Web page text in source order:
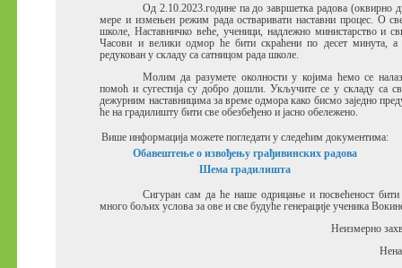
Од 2.10.2023.године па до завршетка радова (оквирно
мере и измењен режим рада остваривати наставни процес. О
школе, Наставничко веће, ученици, надлежно министарство и
Часови и велики одмор ће бити скраћени по десет минута, а
редукован у складу са сатницом рада школе.
Молим да разумете околности у којима ћемо се
помоћ и сугестија су добро дошли. Укључите се у складу са
дежурним наставницима за време одмора како бисмо заједно
ће на градилишту бити све обезбеђено и јасно обележено.
Више информација можете погледати у следећим документима:
Обавештење о извођењу грађивинских радова
Шема градилишта
Сигуран сам да ће наше одрицање и посвећеност
много бољих услова за ове и све будуће генерације ученика
Неизмерно